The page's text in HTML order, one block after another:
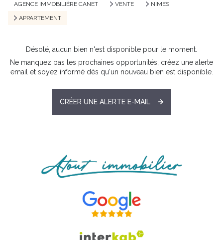
AGENCE IMMOBILIÈRE CANET VENTE
NIMES
APPARTEMENT
Désolé, aucun bien n'est disponible pour le moment.
Ne manquez pas les prochaines opportunités, créez une alerte
email et soyez informé dès qu'un nouveau bien est disponible.
CRÉER UNE ALERTE E-MAIL